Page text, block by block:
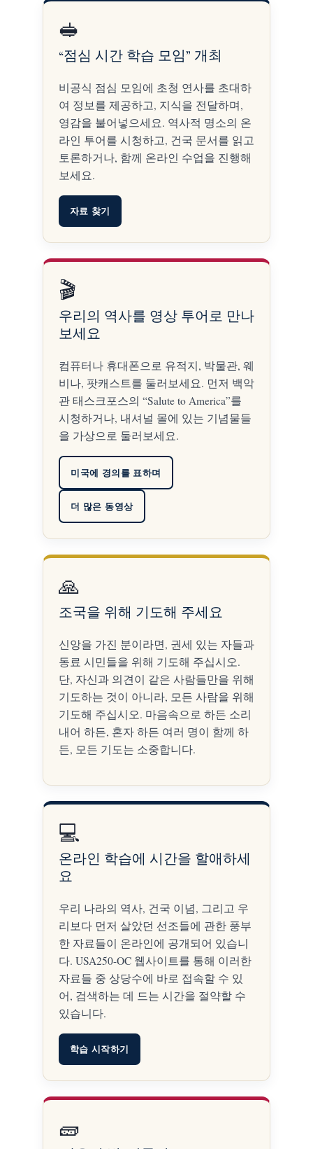
🥪
“점심 시간 학습 모임” 개최
비공식 점심 모임에 초청 연사를 초대하
여 정보를 제공하고, 지식을 전달하며,
영감을 불어넣으세요. 역사적 명소의 온
라인 투어를 시청하고, 건국 문서를 읽고
토론하거나, 함께 온라인 수업을 진행해
보세요.
자료 찾기
🎬
우리의 역사를 영상 투어로 만나
보세요
컴퓨터나 휴대폰으로 유적지, 박물관, 웨
비나, 팟캐스트를 둘러보세요. 먼저 백악
관 태스크포스의 “Salute to America”를
시청하거나, 내셔널 몰에 있는 기념물들
을 가상으로 둘러보세요.
미국에 경의를 표하며
더 많은 동영상
🙏
조국을 위해 기도해 주세요
신앙을 가진 분이라면, 권세 있는 자들과
동료 시민들을 위해 기도해 주십시오.
단, 자신과 의견이 같은 사람들만을 위해
기도하는 것이 아니라, 모든 사람을 위해
기도해 주십시오. 마음속으로 하든 소리
내어 하든, 혼자 하든 여러 명이 함께 하
든, 모든 기도는 소중합니다.
💻
온라인 학습에 시간을 할애하세
요
우리 나라의 역사, 건국 이념, 그리고 우
리보다 먼저 살았던 선조들에 관한 풍부
한 자료들이 온라인에 공개되어 있습니
다. USA250-OC 웹사이트를 통해 이러한
자료들 중 상당수에 바로 접속할 수 있
어, 검색하는 데 드는 시간을 절약할 수
있습니다.
학습 시작하기
🧱